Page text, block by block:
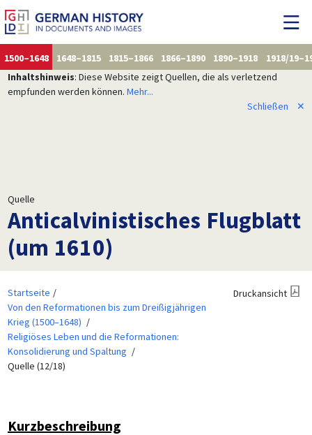
1500–1648 1648–1815 1815–1866 1866–1890 1890–1918
1918/
Inhaltshinweis: Diese Website zeigt Quellen, die als verletzend
empfunden werden können. Mehr...
Schließen
✕
Quelle
Anticalvinistisches Flugblatt
(um 1610)
Startseite
Von den Reformationen bis zum Dreißigjährigen
Krieg (1500–1648)
Religiöses Leben und die Reformationen:
Konsolidierung und Spaltung
Quelle (12/18)
Druckansicht
Kurzbeschreibung